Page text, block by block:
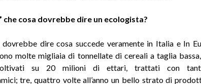
che cosa dovrebbe dire un ecologista?
dovrebbe dire cosa succede veramente in Italia e In
molte migliaia di tonnellate di cereali a taglia
su 20 milioni di ettari, trattati con
tre, quattro volte all’anno un bello strato di